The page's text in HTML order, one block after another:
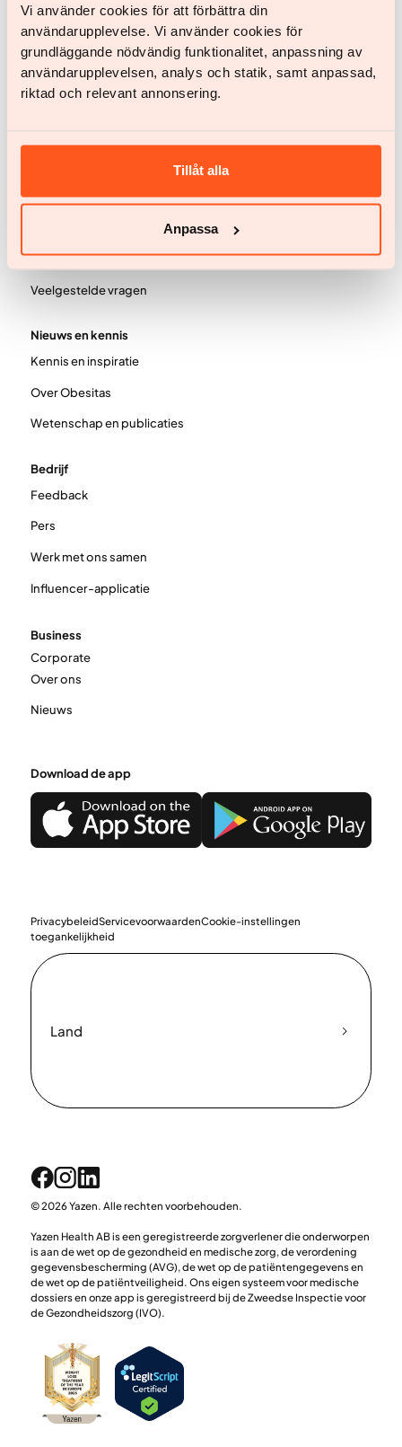
Vi använder cookies för att förbättra din
användarupplevelse. Vi använder cookies för
grundläggande nödvändig funktionalitet, anpassning av
användarupplevelsen, analys och statik, samt anpassad,
riktad och relevant annonsering.
Tillåt alla
Anpassa
Antwoord binnen 24 uur.
Onze service
Mannen
BMI berekenen
Prijzen
Veelgestelde vragen
Nieuws en kennis
Kennis en inspiratie
Over Obesitas
Wetenschap en publicaties
Bedrijf
Feedback
Pers
Werk met ons samen
Influencer-applicatie
Business
Corporate
Over ons
Nieuws
Download de app
PrivacybeleidServicevoorwaardenCookie-instellingen
toegankelijkheid
Land
© 2026 Yazen. Alle rechten voorbehouden.
Yazen Health AB is een geregistreerde zorgverlener die onderworpen
is aan de wet op de gezondheid en medische zorg, de verordening
gegevensbescherming (AVG), de wet op de patiëntengegevens en
de wet op de patiëntveiligheid. Ons eigen systeem voor medische
dossiers en onze app is geregistreerd bij de Zweedse Inspectie voor
de Gezondheidszorg (IVO).